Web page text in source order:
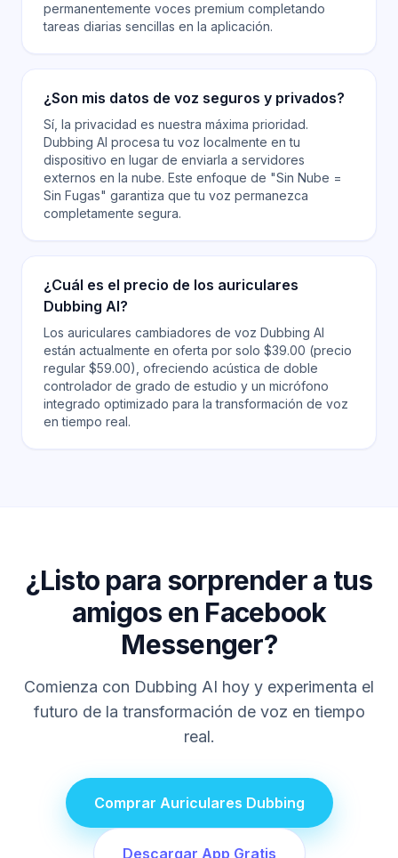
permanentemente voces premium completando
tareas diarias sencillas en la aplicación.
¿Son mis datos de voz seguros y privados?
Sí, la privacidad es nuestra máxima prioridad.
Dubbing AI procesa tu voz localmente en tu
dispositivo en lugar de enviarla a servidores
externos en la nube. Este enfoque de "Sin Nube =
Sin Fugas" garantiza que tu voz permanezca
completamente segura.
¿Cuál es el precio de los auriculares
Dubbing AI?
Los auriculares cambiadores de voz Dubbing AI
están actualmente en oferta por solo $39.00 (precio
regular $59.00), ofreciendo acústica de doble
controlador de grado de estudio y un micrófono
integrado optimizado para la transformación de voz
en tiempo real.
¿Listo para sorprender a tus
amigos en Facebook
Messenger?
Comienza con Dubbing AI hoy y experimenta el
futuro de la transformación de voz en tiempo
real.
Comprar Auriculares Dubbing
Descargar App Gratis